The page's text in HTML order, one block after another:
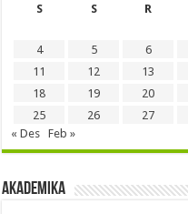
S
S R
4
5 6
11
12 13
18
19 20
25
26 27
« Des
Feb »
Akademika